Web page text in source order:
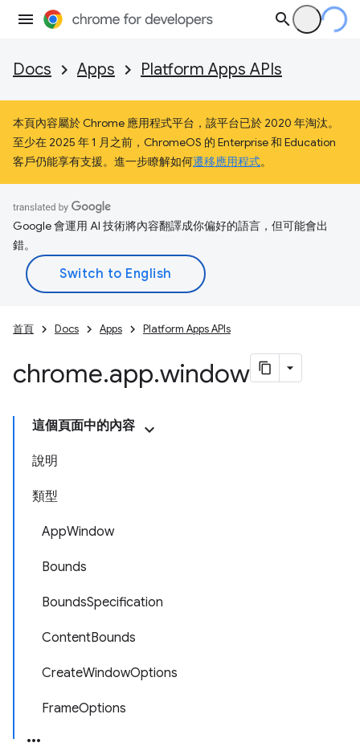
Docs Apps Platform Apps APIs
本頁內容屬於 Chrome 應用程式平台，該平台已於 2020 年淘汰。
至少在 2025 年 1 月之前，ChromeOS 的 Enterprise 和 Education
客戶仍能享有支援。進一步瞭解如何遷移應用程式。
Google 會運用 AI 技術將內容翻譯成你偏好的語言，但可能會出
錯。
首頁 Docs Apps Platform Apps APIs
chrome.app.window
這個頁面中的內容
說明
類型
AppWindow
Bounds
BoundsSpecification
ContentBounds
CreateWindowOptions
FrameOptions